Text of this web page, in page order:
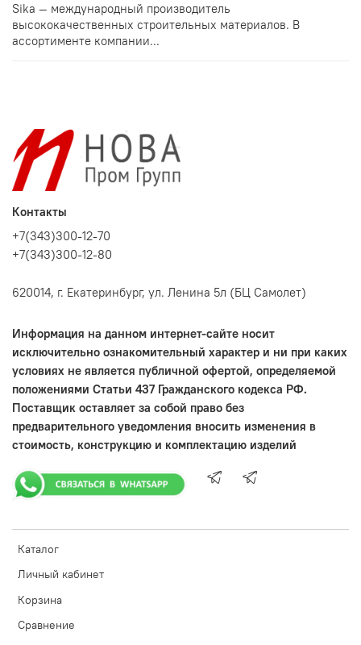
Sika — международный производитель
высококачественных строительных материалов. В
ассортименте компании...
Каталог
Личный кабинет
Корзина
Сравнение
Контакты
+7(343)300-12-70
+7(343)300-12-80
620014, г. Екатеринбург, ул. Ленина 5л (БЦ Самолет)
Информация на данном интернет-сайте носит
исключительно ознакомительный характер и ни при каких
условиях не является публичной офертой, определяемой
положениями Статьи 437 Гражданского кодекса РФ.
Поставщик оставляет за собой право без
предварительного уведомления вносить изменения в
стоимость, конструкцию и комплектацию изделий